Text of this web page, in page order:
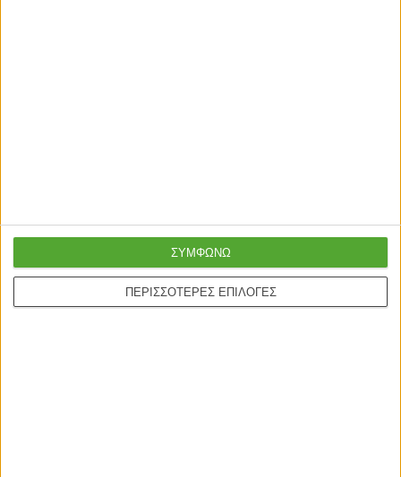
ΠΕΡΙΣΣΟΤΕΡΕΣ ΕΠΙΛΟΓΕΣ
ΣΥΜΦΩΝΩ